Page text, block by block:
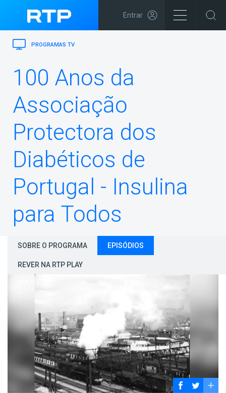
Entrar
PROGRAMAS TV
100 Anos da
Associação
Protectora dos
Diabéticos de
Portugal - Insulina
para Todos
SOBRE O PROGRAMA EPISÓDIOS
REVER NA RTP PLAY